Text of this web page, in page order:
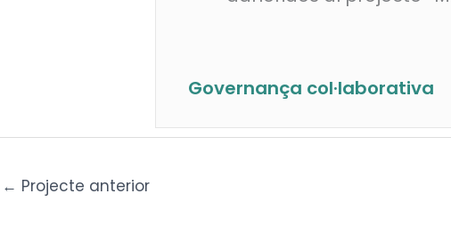
Governança col·laborativa
← Projecte anterior